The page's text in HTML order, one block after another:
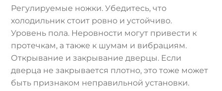
Регулируемые ножки. Убедитесь, что
холодильник стоит ровно и устойчиво.
Уровень пола. Неровности могут привести к
протечкам, а также к шумам и вибрациям.
Открывание и закрывание дверцы. Если
дверца не закрывается плотно, это тоже может
быть признаком неправильной установки.